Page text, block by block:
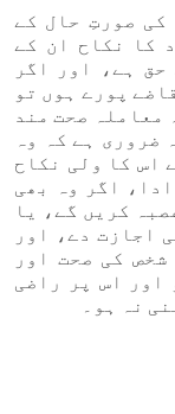
کی صورتِ حال کے
کا نکاح ان کے
ہے، اور اگر
پورے ہوں تو
معاملہ صحت مند
ضروری ہے کہ وہ
اس کا ولی نکاح
اگر وہ بھی
کریں گے، یا
اجازت دے، اور
کی صحت اور
اور اس پر راضی
نہ ہو۔